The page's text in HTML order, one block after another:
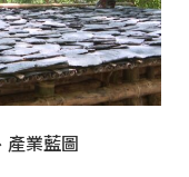
產業藍圖